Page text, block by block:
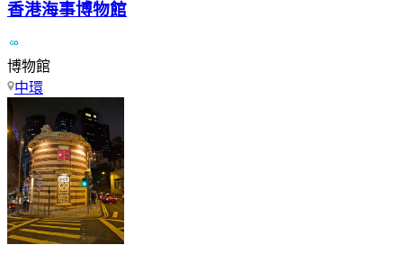
香港海事博物館
博物館
中環